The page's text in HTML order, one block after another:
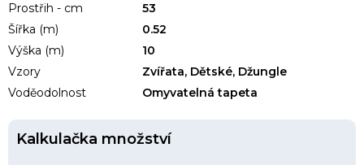
Prostřih - cm
53
Šířka (m)
0.52
Výška (m)
10
Vzory
Zvířata, Dětské, Džungle
Voděodolnost
Omyvatelná tapeta
Kalkulačka množství